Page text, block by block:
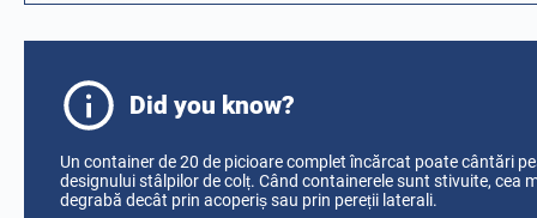
Did you know?
Un container de 20 de picioare complet încărcat poate cântări
designului stâlpilor de colț. Când containerele sunt stivuite, cea
degrabă decât prin acoperiș sau prin pereții laterali.